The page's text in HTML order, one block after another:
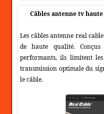
Câbles antenne tv
Les câbles antenne real
de haute qualité.
performants, ils limitent
transmission optimale du
le câble.